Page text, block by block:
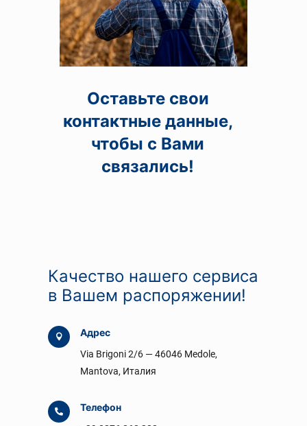
Оставьте свои
контактные данные,
чтобы с Вами
связались!
Качество нашего сервиса
в Вашем распоряжении!
 Адрес
Via Brigoni 2/6 — 46046 Medole,
Mantova, Италия
 Телефон